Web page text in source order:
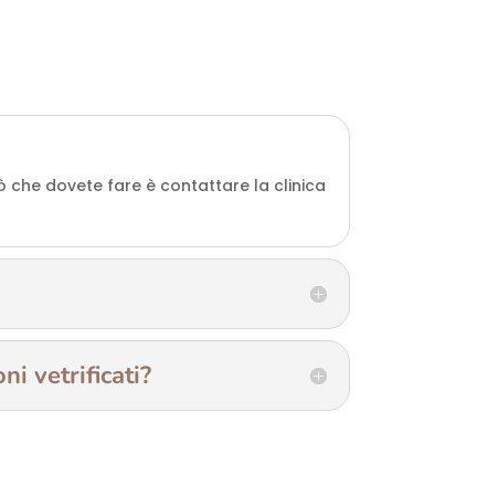
che dovete fare è contattare la clinica
vetrificati?